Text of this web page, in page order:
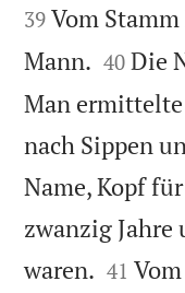
39 Vom
Mann. 

40 Die
Man
nach Sippen
Name, Kopf
zwanzig
waren. 

41